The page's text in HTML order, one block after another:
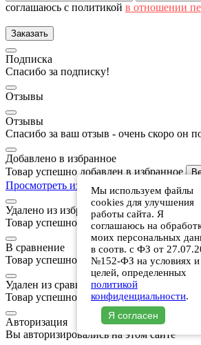
соглашаюсь с политикой в отношении
Заказать
Подписка
Спасибо за подписку!
Отзывы
Отзывы
Спасибо за ваш отзыв - очень скоро он
Добавлено в избранное
Товар успешно добавлен в избранное
Просмотреть избранное
Удалено из избранного
Товар успешно удален из избранного
В сравнение
Товар успешно добавлен в сравнение
Удален из сравнения
Товар успешно удален из сравнения
Авторизация
Вы авторизировались на этом сайте
Мы используем файлы
cookies для улучшения
работы сайта. Я
соглашаюсь на
моих персональных
в соотв. с ФЗ от
№152-ФЗ на условиях и
целей, определенных
политикой
конфиденциальности.
Я согласен